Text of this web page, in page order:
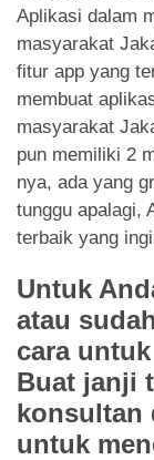
Aplikasi dalam
masyarakat
fitur app yang
membuat
masyarakat
pun memiliki 2
nya, ada yang
tunggu apalagi,
terbaik yang
Untuk
atau
cara
Buat janji
konsultan
untuk